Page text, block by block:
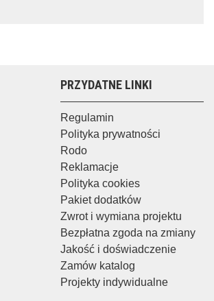
PRZYDATNE LINKI
Regulamin
Polityka prywatności
Rodo
Reklamacje
Polityka cookies
Pakiet dodatków
Zwrot i wymiana projektu
Bezpłatna zgoda na zmiany
Jakość i doświadczenie
Zamów katalog
Projekty indywidualne